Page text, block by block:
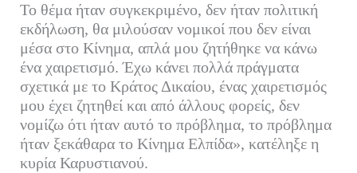
Το θέμα ήταν συγκεκριμένο, δεν ήταν πολιτική
εκδήλωση, θα μιλούσαν νομικοί που δεν είναι
μέσα στο Κίνημα, απλά μου ζητήθηκε να κάνω
ένα χαιρετισμό. Έχω κάνει πολλά πράγματα
σχετικά με το Κράτος Δικαίου, ένας χαιρετισμός
μου έχει ζητηθεί και από άλλους φορείς, δεν
νομίζω ότι ήταν αυτό το πρόβλημα, το πρόβλημα
ήταν ξεκάθαρα το Κίνημα Ελπίδα», κατέληξε η
κυρία Καρυστιανού.